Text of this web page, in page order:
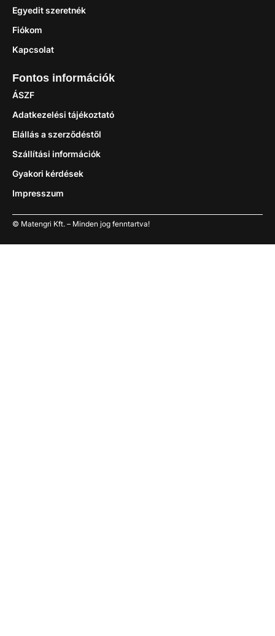
Egyedit szeretnék
Fiókom
Kapcsolat
Fontos információk
ÁSZF
Adatkezelési tájékoztató
Elállás a szerződéstől
Szállítási információk
Gyakori kérdések
Impresszum
© Matengri Kft. – Minden jog fenntartva!